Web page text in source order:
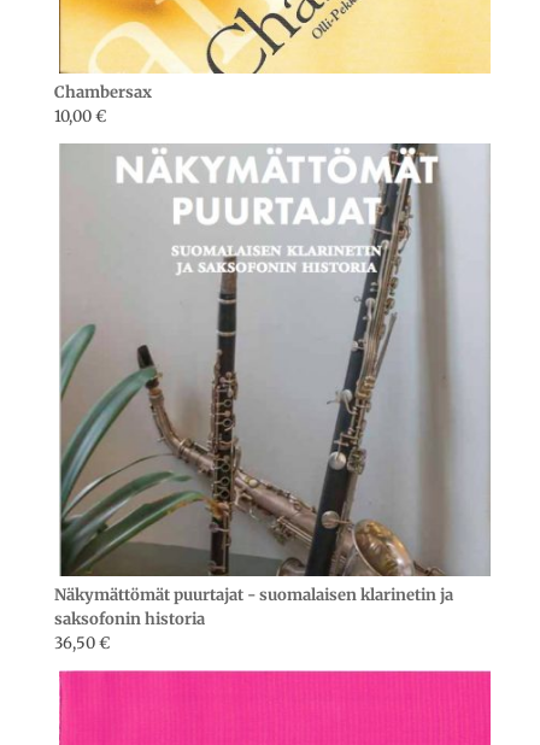
Chambersax
10,00€
Näkymättömät puurtajat - suomalaisen klarinetin ja
saksofonin historia
36,50€